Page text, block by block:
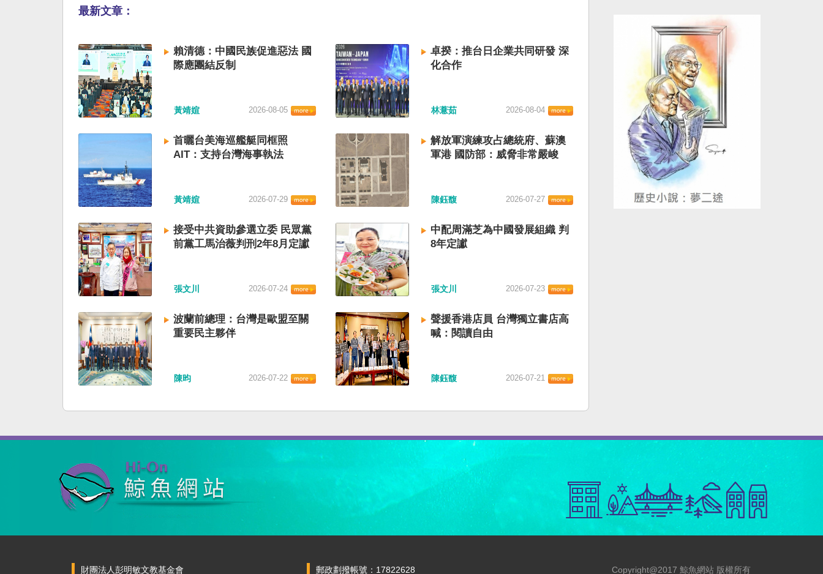
最新文章：
賴清德：中國民族促進惡法 國
際應團結反制
黃靖媗 2026-08-05
卓揆：推台日企業共同研發 深
化合作
林薏茹 2026-08-04
首曬台美海巡艦艇同框照
AIT：支持台灣海事執法
黃靖媗 2026-07-29
解放軍演練攻占總統府、蘇澳
軍港 國防部：威脅非常嚴峻
陳鈺馥 2026-07-27
接受中共資助參選立委 民眾黨
前黨工馬治薇判刑2年8月定讞
張文川 2026-07-24
中配周滿芝為中國發展組織 判
8年定讞
張文川 2026-07-23
波蘭前總理：台灣是歐盟至關
重要民主夥伴
陳昀 2026-07-22
聲援香港店員 台灣獨立書店高
喊：閱讀自由
陳鈺馥 2026-07-21
財團法人彭明敏文教基金會 郵政劃撥帳號：17822628 Copyright@2017 鯨魚網站 版權所有